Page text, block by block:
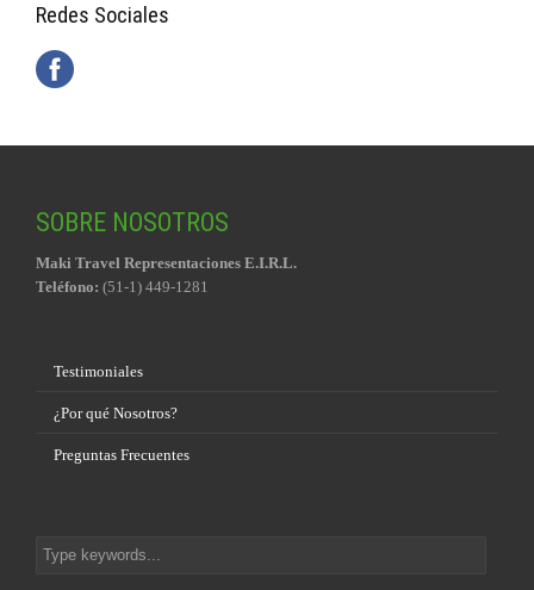
Redes Sociales
SOBRE NOSOTROS
Maki Travel Representaciones E.I.R.L.
Teléfono: (51-1) 449-1281
Testimoniales
¿Por qué Nosotros?
Preguntas Frecuentes